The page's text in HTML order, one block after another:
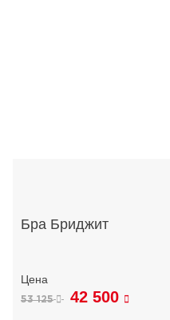
Бра Бриджит
53 125 42 500